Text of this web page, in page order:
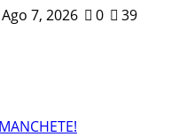
Ago 7, 2026 0
39